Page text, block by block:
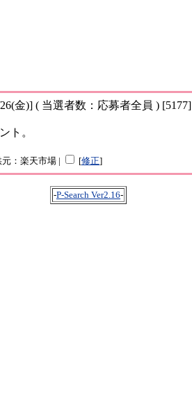
金)] ( 当選者数：応募者全員 ) [5177]
ト。
：楽天市場 | [修正]
-P-Search Ver2.16-